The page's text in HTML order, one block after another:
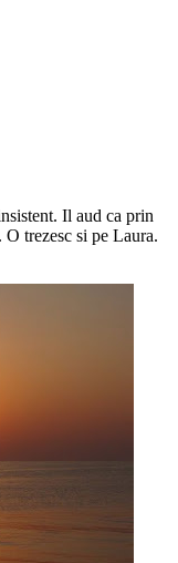
Il aud ca prin
trezesc si pe Laura.